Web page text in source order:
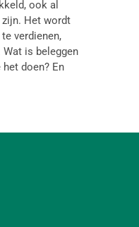
ook al
Het wordt
verdienen,
is beleggen
doen? En